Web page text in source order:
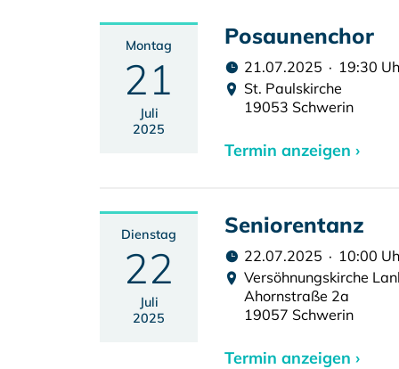
Montag
21
Juli
2025
Posaunenchor
21.07.2025 · 19:30
St. Paulskirche
19053 Schwerin
Termin anzeigen ›
Dienstag
22
Juli
2025
Seniorentanz
22.07.2025 · 10:00
Versöhnungskirche
Ahornstraße 2a
19057 Schwerin
Termin anzeigen ›